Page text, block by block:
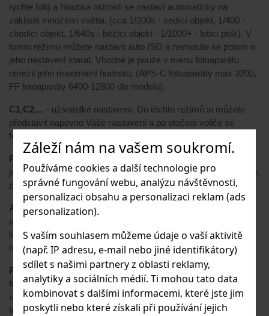
Záleží nám na vašem soukromí.
Používáme cookies a další technologie pro
správné fungování webu, analýzu návštěvnosti,
personalizaci obsahu a personalizaci reklam (ads
personalization).
S vaším souhlasem můžeme údaje o vaší aktivitě
(např. IP adresu, e-mail nebo jiné identifikátory)
sdílet s našimi partnery z oblasti reklamy,
analytiky a sociálních médií. Ti mohou tato data
kombinovat s dalšími informacemi, které jste jim
poskytli nebo které získali při používání jejich
rychle fotí) a hloubka ostrosti se nastaví automaticky na
základě množství světla. (cca 1/200s - sedící objekt, 1/400 -
chodící objekt, 1/640s - běžící objekt - 1/1000+ - letící pták). V
tomto režimu můžete nastavit auto ISO a nemusíte se potom o
jeho nastavení starat. Vhodné je pouze v menu fotoaparátu
omezit jeho maximální hodnotu. (APS-C fotoaparáty max 3200,
FF fotoaparáty 6400-12800 dle modelu).
C1,C2,... - uživatelké nastavení. Do těchto režimů si můžete
představit napevno Vaše nastavení a po otočení voliče se
fotoaparát nastaví dle Vašich preferencí.
P
já) clonu a čas. V případě nastavení auto ISO je to ideální režim,
pokud se nechci o moc starat.
A
- automatický režim - fotoaparát nastavuje ISO, clona, čas
automaticky. Pokud mám fotoaparát s vestavěným bleskem, je
lepší přepnout na režim "přeškrtnutý blesk" = automatický
režim, ale bez blesku.
Přednastavené režimy (krajina, sport, portrét atd.)
fotoaparát za Vás pouze nastavuje ISO, clona, čas pro danou
scénu, případně změní barevné schéma fotografie (platí jen u
focení do JPG). Například při přepnutí na režim "krajina"